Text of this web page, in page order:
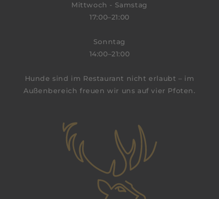
Mittwoch - Samstag
17:00–21:00
Sonntag
14:00–21:00
Hunde sind im Restaurant nicht erlaubt – im
Außenbereich freuen wir uns auf vier Pfoten.